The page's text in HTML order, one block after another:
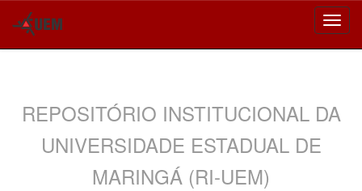
REPOSITÓRIO INSTITUCIONAL DA
UNIVERSIDADE ESTADUAL DE
MARINGÁ (RI-UEM)